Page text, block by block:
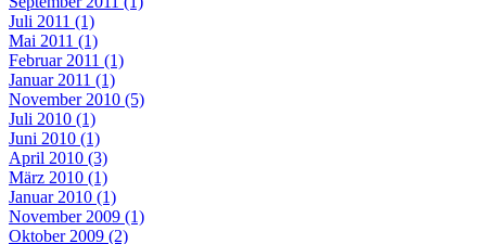
Juli 2011 (1)
Mai 2011 (1)
Februar 2011 (1)
Januar 2011 (1)
November 2010 (5)
Juli 2010 (1)
Juni 2010 (1)
April 2010 (3)
März 2010 (1)
Januar 2010 (1)
November 2009 (1)
Oktober 2009 (2)